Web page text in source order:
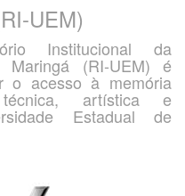
UEM)
Institucional da
Maringá (RI-UEM) é
o acesso à memória
técnica, artística e
Estadual de